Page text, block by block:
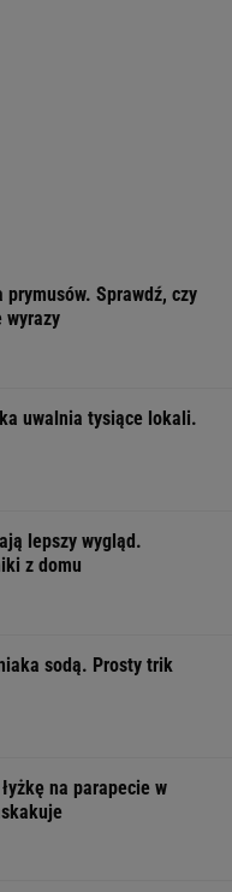
Sprawdź, czy
wyrazy
uwalnia tysiące lokali.
lepszy wygląd.
z domu
sodą. Prosty trik
na parapecie w